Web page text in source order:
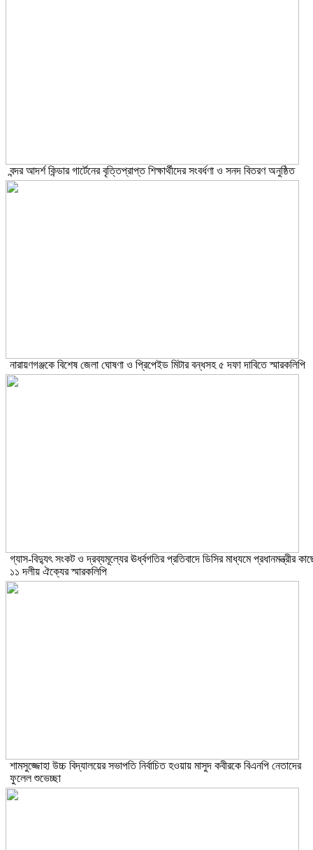
বন্দর আদর্শ কিন্ডার গার্টেনের বৃত্তিপ্রাপ্ত শিক্ষার্থীদের সংবর্ধণা ও সনদ বিতরণ অনুষ্ঠিত
নারায়ণগঞ্জকে বিশেষ জেলা ঘোষণা ও প্রিপেইড মিটার বন্ধসহ ৫ দফা দাবিতে স্মারকলিপি
গ্যাস-বিদ্যুৎ সংকট ও দ্রব্যমূল্যের ঊর্ধ্বগতির প্রতিবাদে ডিসির মাধ্যমে প্রধানমন্ত্রীর
১১ দলীয় ঐক্যের স্মারকলিপি
শামসুজ্জোহা উচ্চ বিদ্যালয়ের সভাপতি নির্বাচিত হওয়ায় মাসুদ কবীরকে বিএনপি নেতাদের
ফুলেল শুভেচ্ছা